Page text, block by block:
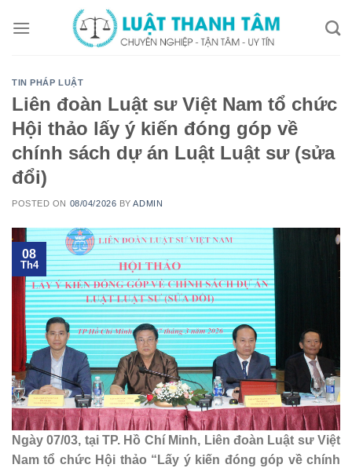
TIN PHÁP LUẬT
Liên đoàn Luật sư Việt Nam tổ chức
Hội thảo lấy ý kiến đóng góp về
chính sách dự án Luật Luật sư (sửa
đổi)
POSTED ON 08/04/2026 BYADMIN
08
Th4
Ngày 07/03, tại TP. Hồ Chí Minh, Liên đoàn Luật sư Việt
Nam tổ chức Hội thảo “Lấy ý kiến đóng góp về chính